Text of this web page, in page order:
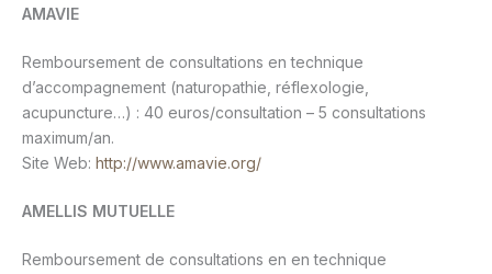
AMAVIE
Remboursement de consultations en technique
d’accompagnement (naturopathie, réflexologie,
acupuncture…) : 40 euros/consultation – 5 consultations
maximum/an.
Site Web: http://www.amavie.org/
AMELLIS MUTUELLE
Remboursement de consultations en en technique